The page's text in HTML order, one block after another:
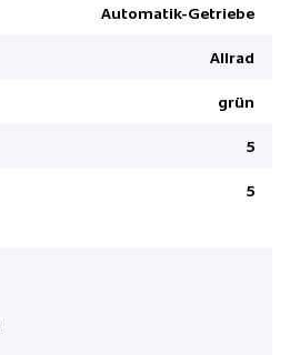
Automatik-Getriebe
Allrad
grün
5
5